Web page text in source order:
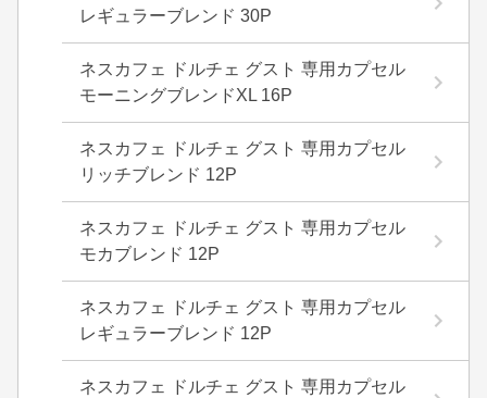
レギュラーブレンド 30P
ネスカフェ ドルチェ グスト 専用カプセル
モーニングブレンドXL 16P
ネスカフェ ドルチェ グスト 専用カプセル
リッチブレンド 12P
ネスカフェ ドルチェ グスト 専用カプセル
モカブレンド 12P
ネスカフェ ドルチェ グスト 専用カプセル
レギュラーブレンド 12P
ネスカフェ ドルチェ グスト 専用カプセル